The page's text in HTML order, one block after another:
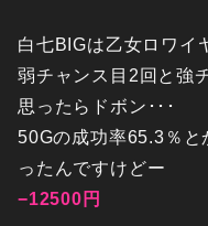
白七BIGは乙女ロワイ
弱チャンス目2回と強
思ったらドボン･･･
50Gの成功率65.3％と
ったんですけどー
−12500円